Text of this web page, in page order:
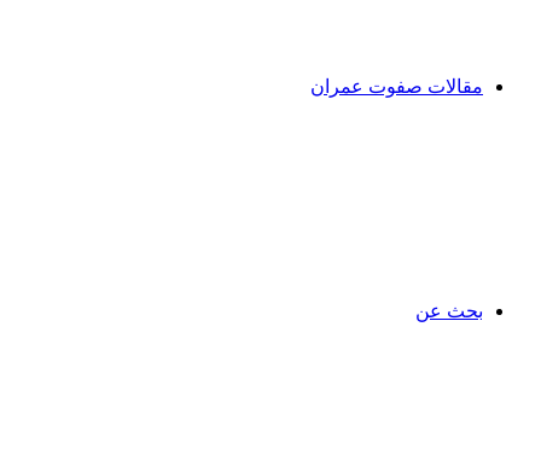
مقالات صفوت عمران
بحث عن